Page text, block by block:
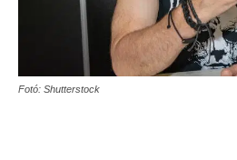
Fotó: Shutterstock